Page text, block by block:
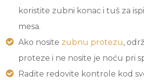
koristite zubni konac i tuš za
mesa.
Ako nosite zubnu protezu,
proteze i ne nosite je noću pri
Radite redovite kontrole kod